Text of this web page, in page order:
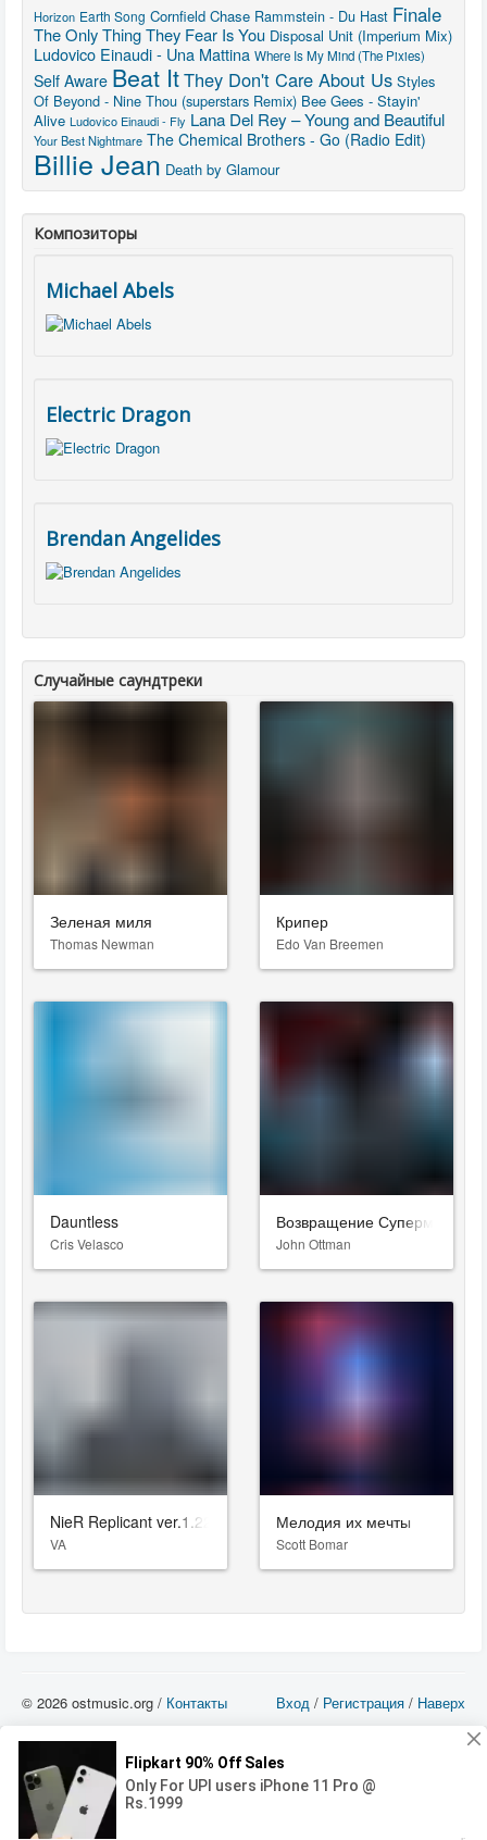
Horizon Earth Song Cornfield Chase Rammstein - Du Hast Finale
The Only Thing They Fear Is You Disposal Unit (Imperium Mix)
Ludovico Einaudi - Una Mattina Where Is My Mind (The Pixies)
Self Aware Beat ItThey Don't Care About Us Styles
Of Beyond - Nine Thou (superstars Remix) Bee Gees - Stayin'
Alive Ludovico Einaudi - Fly Lana Del Rey – Young and Beautiful
Your Best Nightmare The Chemical Brothers - Go (Radio Edit)
Billie Jean Death by Glamour
Композиторы
Michael Abels
Electric Dragon
Brendan Angelides
Случайные саундтреки
Зеленая миля
Thomas Newman
Крипер
Edo Van Breemen
Dauntless
Cris Velasco
Возвращение Супермена
John Ottman
NieR Replicant ver.1.22474487139...
VA
Мелодия их мечты
Scott Bomar
Вход / Регистрация / Наверх
© 2026 ostmusic.org / Контакты
прав) и охраняются Законом «Об авторском праве и смежных правах». Вы
можете использовать такие материалы только в том в случае, если
использование производится с ознакомительными целями - для прочих целей
вы должны приобрести лицензионную запись.